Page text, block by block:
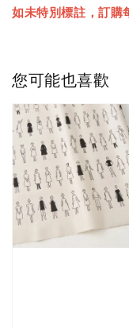
如未特別標註，訂購
您可能也喜歡